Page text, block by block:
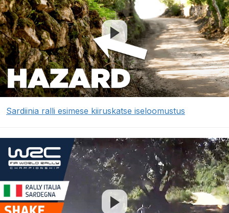
Sardiinia ralli esimese kiiruskatse iseloomustus